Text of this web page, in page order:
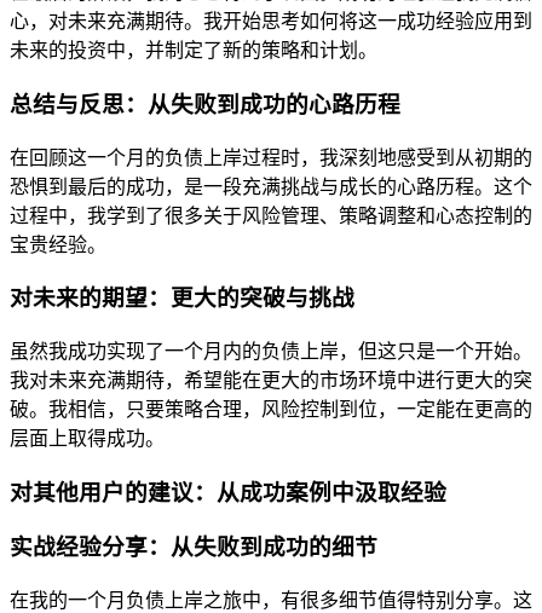
心，对未来充满期待。我开始思考如何将这一成功经验应用到
未来的投资中，并制定了新的策略和计划。
总结与反思：从失败到成功的心路历程
在回顾这一个月的负债上岸过程时，我深刻地感受到从初期的
恐惧到最后的成功，是一段充满挑战与成长的心路历程。这个
过程中，我学到了很多关于风险管理、策略调整和心态控制的
宝贵经验。
对未来的期望：更大的突破与挑战
虽然我成功实现了一个月内的负债上岸，但这只是一个开始。
我对未来充满期待，希望能在更大的市场环境中进行更大的突
破。我相信，只要策略合理，风险控制到位，一定能在更高的
层面上取得成功。
对其他用户的建议：从成功案例中汲取经验
实战经验分享：从失败到成功的细节
在我的一个月负债上岸之旅中，有很多细节值得特别分享。这